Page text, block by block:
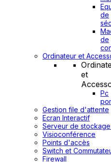
de
de
Ordinateur et
et
Pc
Gestion file d'attente
Ecran Interactif
Serveur de stockage
Visioconférence
Points d'accès
Switch et
Firewall